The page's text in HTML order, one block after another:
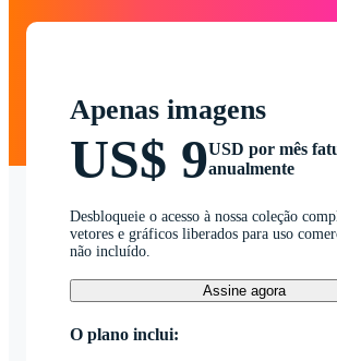
Apenas imagens
US$ 9USD por mês
anualmente
Desbloqueie o acesso à nossa coleção
vetores e gráficos liberados para uso
não incluído.
Assine agora
O plano inclui: